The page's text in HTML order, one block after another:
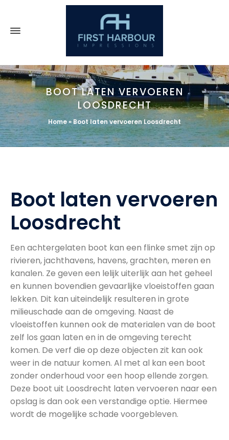
BOOT LATEN VERVOEREN
LOOSDRECHT
Home»Boot laten vervoeren Loosdrecht
Boot laten vervoeren
Loosdrecht
Een achtergelaten boot kan een flinke smet zijn op
rivieren, jachthavens, havens, grachten, meren en
kanalen. Ze geven een lelijk uiterlijk aan het geheel
en kunnen bovendien gevaarlijke vloeistoffen gaan
lekken. Dit kan uiteindelijk resulteren in grote
milieuschade aan de omgeving. Naast de
vloeistoffen kunnen ook de materialen van de boot
zelf los gaan laten en in de omgeving terecht
komen. De verf die op deze objecten zit kan ook
weer in de natuur komen. Al met al kan een boot
zonder onderhoud voor een hoop ellende zorgen.
Deze boot uit Loosdrecht laten vervoeren naar een
opslag is dan ook een verstandige optie. Hiermee
wordt de mogelijke schade voorgebleven.